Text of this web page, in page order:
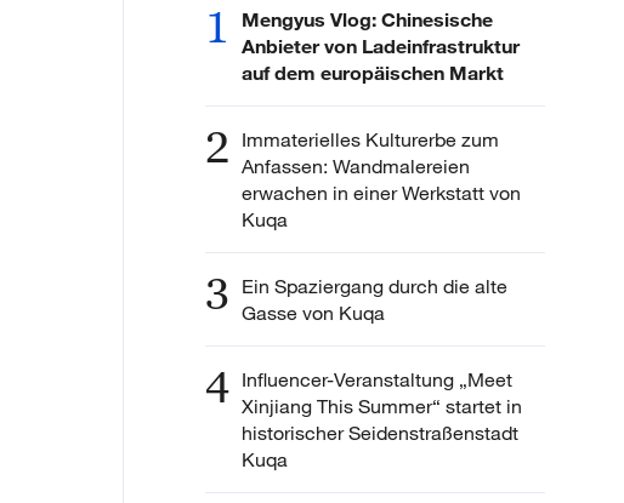
1
Mengyus Vlog: Chinesische
Anbieter von Ladeinfrastruktur
auf dem europäischen Markt
2 Immaterielles Kulturerbe zum
Anfassen: Wandmalereien
erwachen in einer Werkstatt von
Kuqa
3 Ein Spaziergang durch die alte
Gasse von Kuqa
4 Influencer-Veranstaltung „Meet
Xinjiang This Summer“ startet in
historischer Seidenstraßenstadt
Kuqa